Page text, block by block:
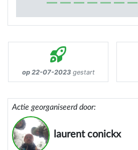
op 22-07-2023gestart
Actie georganiseerd door:
laurent conickx